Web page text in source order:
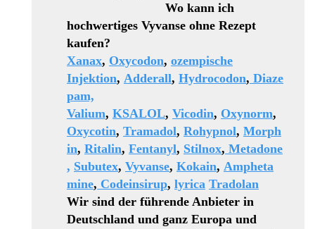
Wo kann ich
hochwertiges Vyvanse ohne Rezept
kaufen?
Xanax, Oxycodon, ozempische
Injektion, Adderall, Hydrocodon, Diaze
pam,
Valium, KSALOL, Vicodin, Oxynorm,
Oxycotin, Tramadol, Rohypnol, Morph
in, Ritalin, Fentanyl, Stilnox, Metadone
, Subutex, Vyvanse, Kokain, Ampheta
mine, Codeinsirup, lyrica Tradolan
Wir sind der führende Anbieter in
Deutschland und ganz Europa und